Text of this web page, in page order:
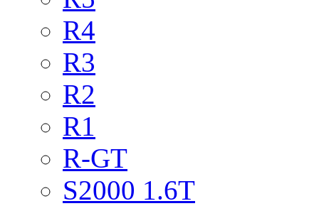
R4
R3
R2
R1
R-GT
S2000 1.6T